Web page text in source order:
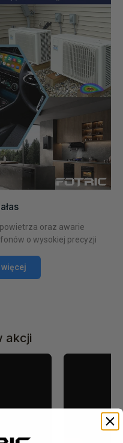
oraz awarie
o wysokiej precyzji
więcej
akcji